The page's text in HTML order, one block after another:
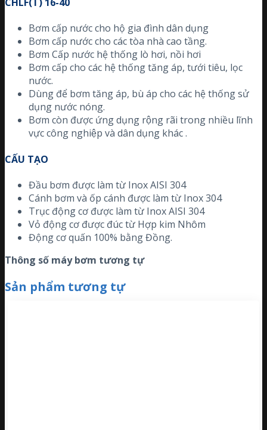
Bơm cấp nước cho hộ gia đình dân dụng
Bơm cấp nước cho các tòa nhà cao tầng.
Bơm Cấp nước hệ thống lò hơi, nồi hơi
Bơm cấp cho các hệ thống tăng áp, tưới tiêu, lọc
nước.
Dùng để bơm tăng áp, bù áp cho các hệ thống sử
dụng nước nóng.
Bơm còn được ứng dụng rộng rãi trong nhiều lĩnh
vực công nghiệp và dân dụng khác .
CẤU TẠO
Đầu bơm được làm từ Inox AISI 304
Cánh bơm và ốp cánh được làm từ Inox 304
Trục động cơ được làm từ Inox AISI 304
Vỏ động cơ được đúc từ Hợp kim Nhôm
Động cơ quấn 100% bằng Đồng.
Thông số máy bơm tương tự
Sản phẩm tương tự